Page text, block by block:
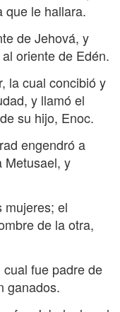
que le hallara.
de Jehová, y
oriente de Edén.
la cual concibió y
y llamó el
su hijo, Enoc.
engendró a
Metusael, y
mujeres; el
de la otra,
fue padre de
ganados.